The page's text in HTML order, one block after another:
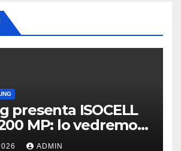
presenta ISOCELL
MP: lo vedremo
S27?ADMIN